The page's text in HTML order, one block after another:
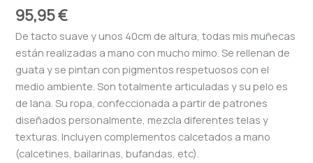
95,95€
De tacto suave y unos 40cm de altura, todas mis muñecas
están realizadas a mano con mucho mimo. Se rellenan de
guata y se pintan con pigmentos respetuosos con el
medio ambiente. Son totalmente articuladas y su pelo es
de lana. Su ropa, confeccionada a partir de patrones
diseñados personalmente, mezcla diferentes telas y
texturas. Incluyen complementos calcetados a mano
(calcetines, bailarinas, bufandas, etc).